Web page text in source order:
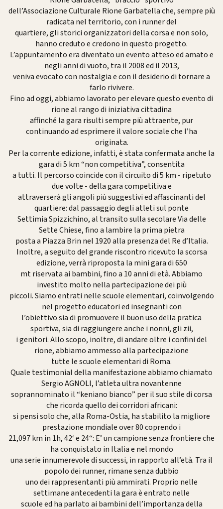
dell’Associazione Culturale Rione Garbatella che, sempre più
radicata nel territorio, con i runner del
quartiere, gli storici organizzatori della corsa e non solo,
hanno creduto e credono in questo progetto.
L’appuntamento era diventato un evento atteso ed amato e
negli anni di vuoto, tra il 2008 ed il 2013,
veniva evocato con nostalgia e con il desiderio di tornare a
farlo rivivere.
Fino ad oggi, abbiamo lavorato per elevare questo evento di
rione al rango di iniziativa cittadina
affinché la gara risulti sempre più attraente, pur
continuando ad esprimere il valore sociale che l’ha
originata.
Per la corrente edizione, infatti, è stata confermata anche la
gara di 5 km “non competitiva”, consentita
a tutti. Il percorso coincide con il circuito di 5 km - ripetuto
due volte - della gara competitiva e
attraverserà gli angoli più suggestivi ed affascinanti del
quartiere: dal passaggio degli atleti sul ponte
Settimia Spizzichino, al transito sulla secolare Via delle
Sette Chiese, fino a lambire la prima pietra
posta a Piazza Brin nel 1920 alla presenza del Re d’Italia.
Inoltre, a seguito del grande riscontro ricevuto la scorsa
edizione, verrà riproposta la mini gara di 650
mt riservata ai bambini, fino a 10 anni di età. Abbiamo
investito molto nella partecipazione dei più
piccoli. Siamo entrati nelle scuole elementari, coinvolgendo
nel progetto educatori ed insegnanti con
l’obiettivo sia di promuovere il buon uso della pratica
sportiva, sia di raggiungere anche i nonni, gli zii,
i genitori. Allo scopo, inoltre, di andare oltre i confini del
rione, abbiamo ammesso alla partecipazione
tutte le scuole elementari di Roma.
Quale testimonial della manifestazione abbiamo chiamato
Sergio AGNOLI, l’atleta ultra novantenne
soprannominato il “keniano bianco” per il suo stile di corsa
che ricorda quello dei corridori africani:
si pensi solo che, alla Roma-Ostia, ha stabilito la migliore
prestazione mondiale over 80 coprendo i
21,097 km in 1h, 42‘ e 24“: E’ un campione senza frontiere che
ha conquistato in Italia e nel mondo
una serie innumerevole di successi, in rapporto all’età. Tra il
popolo dei runner, rimane senza dubbio
uno dei rappresentanti più ammirati. Proprio nelle
settimane antecedenti la gara è entrato nelle
scuole ed ha parlato ai bambini dell’importanza della